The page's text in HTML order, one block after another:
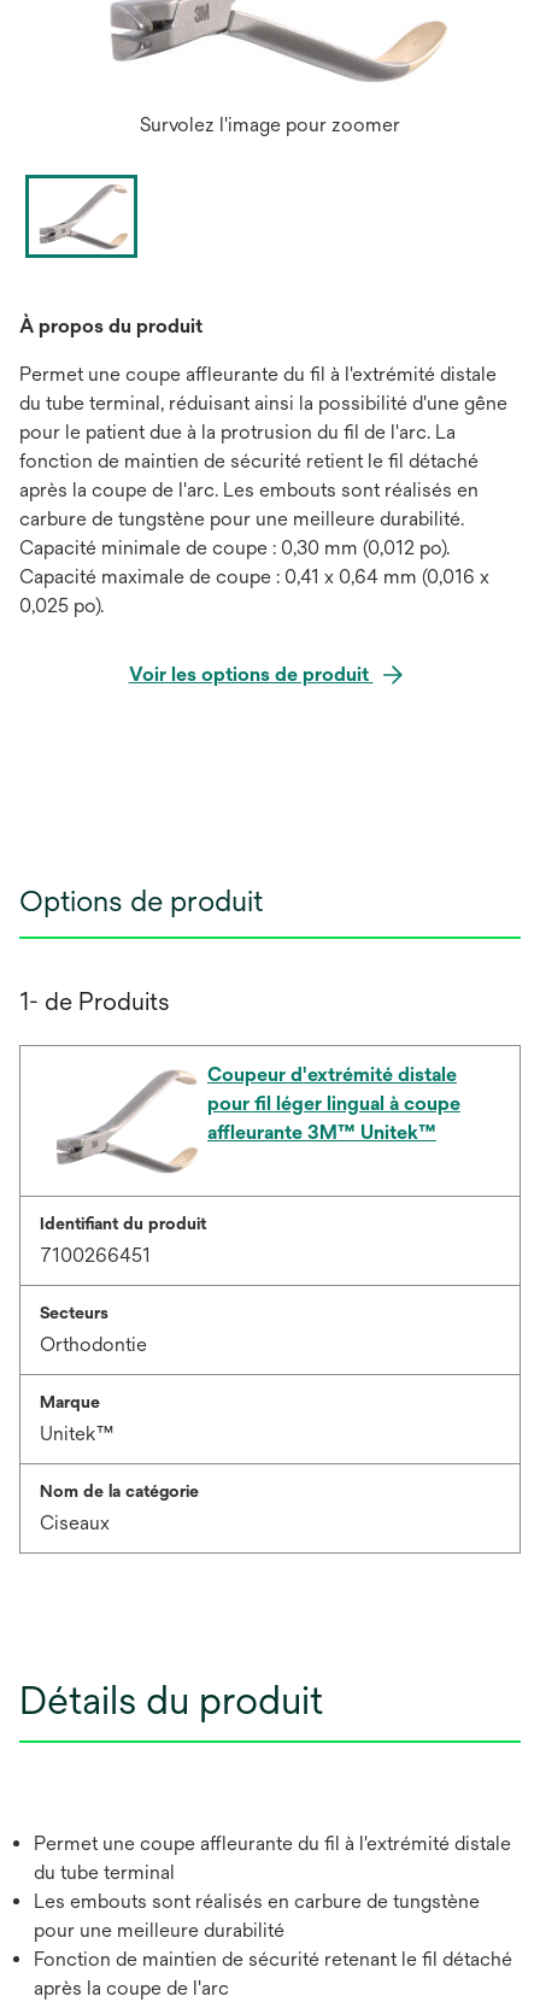
Survolez l'image pour zoomer
À propos du produit
Permet une coupe affleurante du fil à l'extrémité distale
du tube terminal, réduisant ainsi la possibilité d'une gêne
pour le patient due à la protrusion du fil de l'arc. La
fonction de maintien de sécurité retient le fil détaché
après la coupe de l'arc. Les embouts sont réalisés en
carbure de tungstène pour une meilleure durabilité.
Capacité minimale de coupe : 0,30 mm (0,012 po).
Capacité maximale de coupe : 0,41 x 0,64 mm (0,016 x
0,025 po).
Voir les options de produit
Options de produit
1- de Produits
Coupeur d'extrémité distale
pour fil léger lingual à coupe
affleurante 3M™ Unitek™
Identifiant du produit
7100266451
Secteurs
Orthodontie
Marque
Unitek™
Nom de la catégorie
Ciseaux
Détails du produit
Permet une coupe affleurante du fil à l'extrémité distale
du tube terminal
Les embouts sont réalisés en carbure de tungstène
pour une meilleure durabilité
Fonction de maintien de sécurité retenant le fil détaché
après la coupe de l'arc